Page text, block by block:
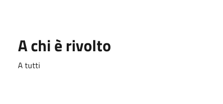
A chi è rivolto
A tutti